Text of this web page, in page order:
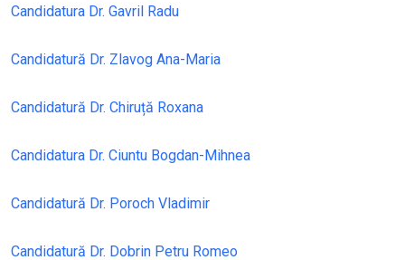
Candidatura Dr. Gavril Radu
Candidatură Dr. Zlavog Ana-Maria
Candidatură Dr. Chiruță Roxana
Candidatura Dr. Ciuntu Bogdan-Mihnea
Candidatură Dr. Poroch Vladimir
Candidatură Dr. Dobrin Petru Romeo